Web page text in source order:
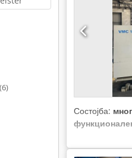
(6)
Состојба: